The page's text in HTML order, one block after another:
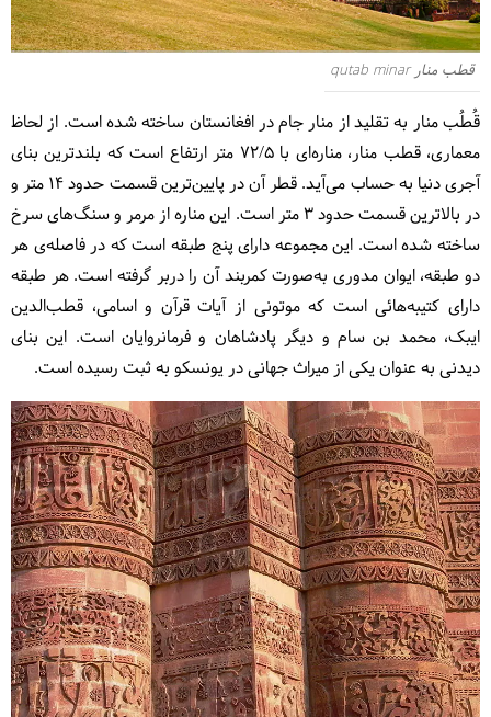
قطب منار qutab minar
قُطُب منار به تقلید از منار جام در افغانستان ساخته شده است. از لحاظ
معماری، قطب منار، مناره‌ای با ۷۲/۵ متر ارتفاع است که بلندترین بنای
آجری دنیا به حساب می‌آید. قطر آن در پایین‌ترین قسمت حدود ۱۴ متر و
در بالاترین قسمت حدود ۳ متر است. این مناره از مرمر و سنگ‌های سرخ
ساخته شده است. این مجموعه دارای پنج طبقه است که در فاصله‌ی هر
دو طبقه، ایوان مدوری به‌صورت کمربند آن را دربر گرفته‌ است. هر طبقه
دارای کتیبه‌هائی است که موتونی از آیات قرآن و اسامی، قطب‌الدین
ایبک، محمد بن سام و دیگر پادشاهان و فرمانروایان است. این بنای
دیدنی به عنوان یکی از میراث جهانی در یونسکو به ثبت رسیده است.